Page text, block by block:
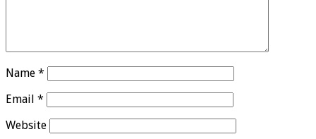
Name *
Email *
Website